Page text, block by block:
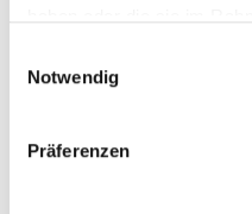
Notwendig
Präferenzen
PARKEN AM
Startdatum